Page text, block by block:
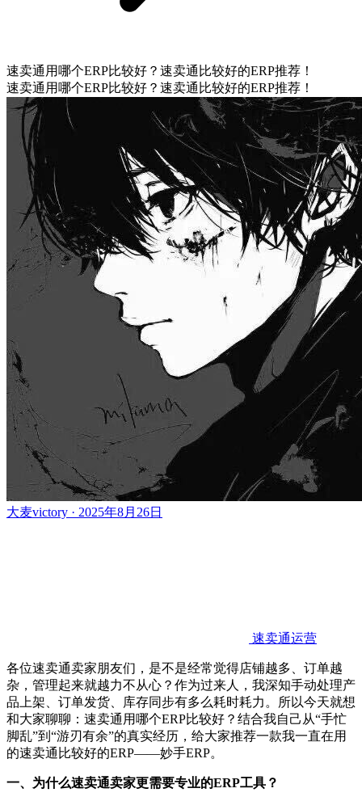
速卖通用哪个ERP比较好？速卖通比较好的ERP推荐！
速卖通用哪个ERP比较好？速卖通比较好的ERP推荐！
大麦victory · 2025年8月26日
速卖通运营
各位速卖通卖家朋友们，是不是经常觉得店铺越多、订单越
杂，管理起来就越力不从心？作为过来人，我深知手动处理产
品上架、订单发货、库存同步有多么耗时耗力。所以今天就想
和大家聊聊：速卖通用哪个ERP比较好？结合我自己从“手忙
脚乱”到“游刃有余”的真实经历，给大家推荐一款我一直在用
的速卖通比较好的ERP——妙手ERP。
一、为什么速卖通卖家更需要专业的ERP工具？